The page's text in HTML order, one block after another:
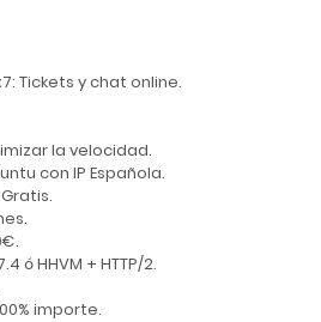
Tickets y chat online.
la velocidad.
con IP Española.
ó HHVM + HTTP/2.
importe.